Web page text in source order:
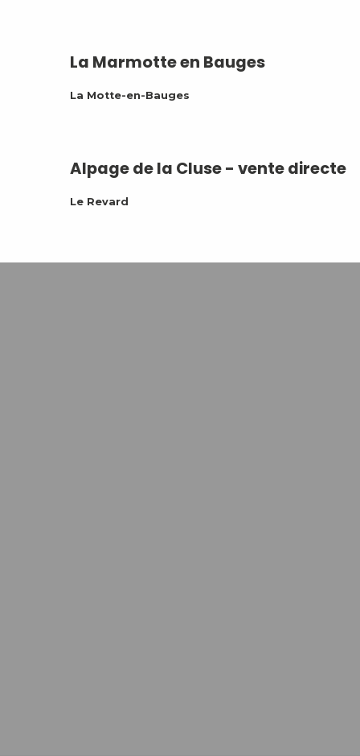
La Marmotte en Bauges
La Motte-en-Bauges
Alpage de la Cluse - vente directe
Le Revard